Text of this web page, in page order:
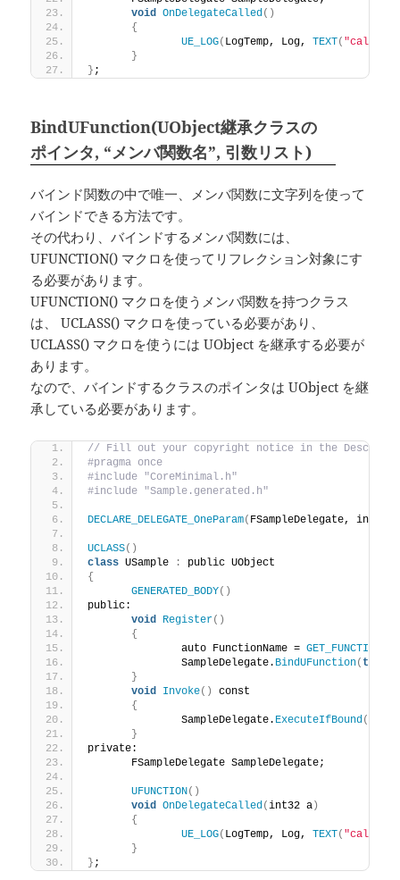
void OnDelegateCalled()
{
UE_LOG( LogTemp, Log, TEXT( "called
}
} ;
BindUFunction(UObject継承クラスの
ポインタ, “メンバ関数名”, 引数リスト)
バインド関数の中で唯一、メンバ関数に文字列を使って
バインドできる方法です。
その代わり、バインドするメンバ関数には、
UFUNCTION() マクロを使ってリフレクション対象にす
る必要があります。
UFUNCTION() マクロを使うメンバ関数を持つクラス
は、 UCLASS() マクロを使っている必要があり、
UCLASS() マクロを使うには UObject を継承する必要が
あります。
なので、バインドするクラスのポインタは UObject を継
承している必要があります。
// Fill out your copyright notice in the
#pragma once
#include "CoreMinimal.h"
#include "Sample.generated.h"
DECLARE_DELEGATE_OneParam( FSampleDelegate, int32
UCLASS()
class USample :
public UObject
{
GENERATED_BODY()
public:
void Register()
{
		auto FunctionName =
		SampleDelegate.
BindUFunction( this
}
void Invoke()
const
{
		SampleDelegate.
ExecuteIfBound(
}
private:
	FSampleDelegate SampleDelegate;
UFUNCTION()
void OnDelegateCalled(int32 a )
{
UE_LOG( LogTemp, Log, TEXT( "called
}
} ;